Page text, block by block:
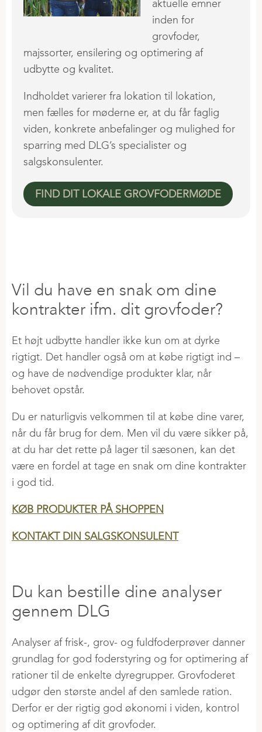
aktuelle emner
inden for
grovfoder,
majssorter, ensilering og optimering af
udbytte og kvalitet.
Indholdet varierer fra lokation til lokation,
men fælles for møderne er, at du får faglig
viden, konkrete anbefalinger og mulighed for
sparring med DLG’s specialister og
salgskonsulenter.
FIND DIT LOKALE GROVFODERMØDE
Vil du have en snak om dine
kontrakter ifm. dit grovfoder?
Et højt udbytte handler ikke kun om at dyrke
rigtigt. Det handler også om at købe rigtigt ind –
og have de nødvendige produkter klar, når
behovet opstår.
Du er naturligvis velkommen til at købe dine varer,
når du får brug for dem. Men vil du være sikker på,
at du har det rette på lager til sæsonen, kan det
være en fordel at tage en snak om dine kontrakter
i god tid.
KØB PRODUKTER PÅ SHOPPEN
KONTAKT DIN SALGSKONSULENT
Du kan bestille dine analyser
gennem DLG
Analyser af frisk-, grov- og fuldfoderprøver danner
grundlag for god foderstyring og for optimering af
rationer til de enkelte dyregrupper. Grovfoderet
udgør den største andel af den samlede ration.
Derfor er der rigtig god økonomi i viden, kontrol
og optimering af dit grovfoder.